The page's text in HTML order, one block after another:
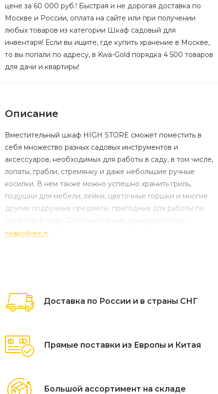
цене за 60 000 руб.! Быстрая и не дорогая доставка по
Москве и России, оплата на сайте или при получении
любых товаров из категории Шкаф садовый для
инвентаря! Если вы ищите, где купить хранение в Москве,
то вы попали по адресу, в Kwa-Gold порядка 4 500 товаров
для дачи и квартиры!
Описание
Вместительный шкаф HIGH STORE сможет поместить в
себя множество разных садовых инструментов и
аксессуаров, необходимых для работы в саду, в том числе,
лопаты, грабли, стремянку и даже небольшие ручные
косилки. В нем также можно успешно хранить гриль,
подушки для мебели, лейки, цветочные горшки и многие
другие подручные предметы, пригодные для работы по
дому или в саду. Дополнительным преимуществом
продукта является возможность установки полок внутри
индивидуальным цветовым предпочтениям. High Store
можно сочетать с домиками линии Oakland.
подробнее
Доставка по России и в страны СНГ
Прямые поставки из Европы и Китая
Большой ассортимент на складе